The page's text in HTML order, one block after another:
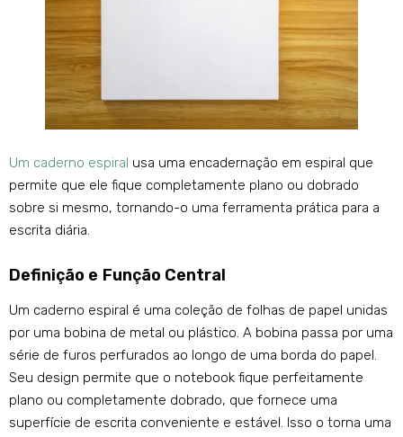
Um caderno espiral usa uma encadernação em espiral que
permite que ele fique completamente plano ou dobrado
sobre si mesmo, tornando-o uma ferramenta prática para a
escrita diária.
Definição e Função Central
Um caderno espiral é uma coleção de folhas de papel unidas
por uma bobina de metal ou plástico. A bobina passa por uma
série de furos perfurados ao longo de uma borda do papel.
Seu design permite que o notebook fique perfeitamente
plano ou completamente dobrado, que fornece uma
superfície de escrita conveniente e estável. Isso o torna uma